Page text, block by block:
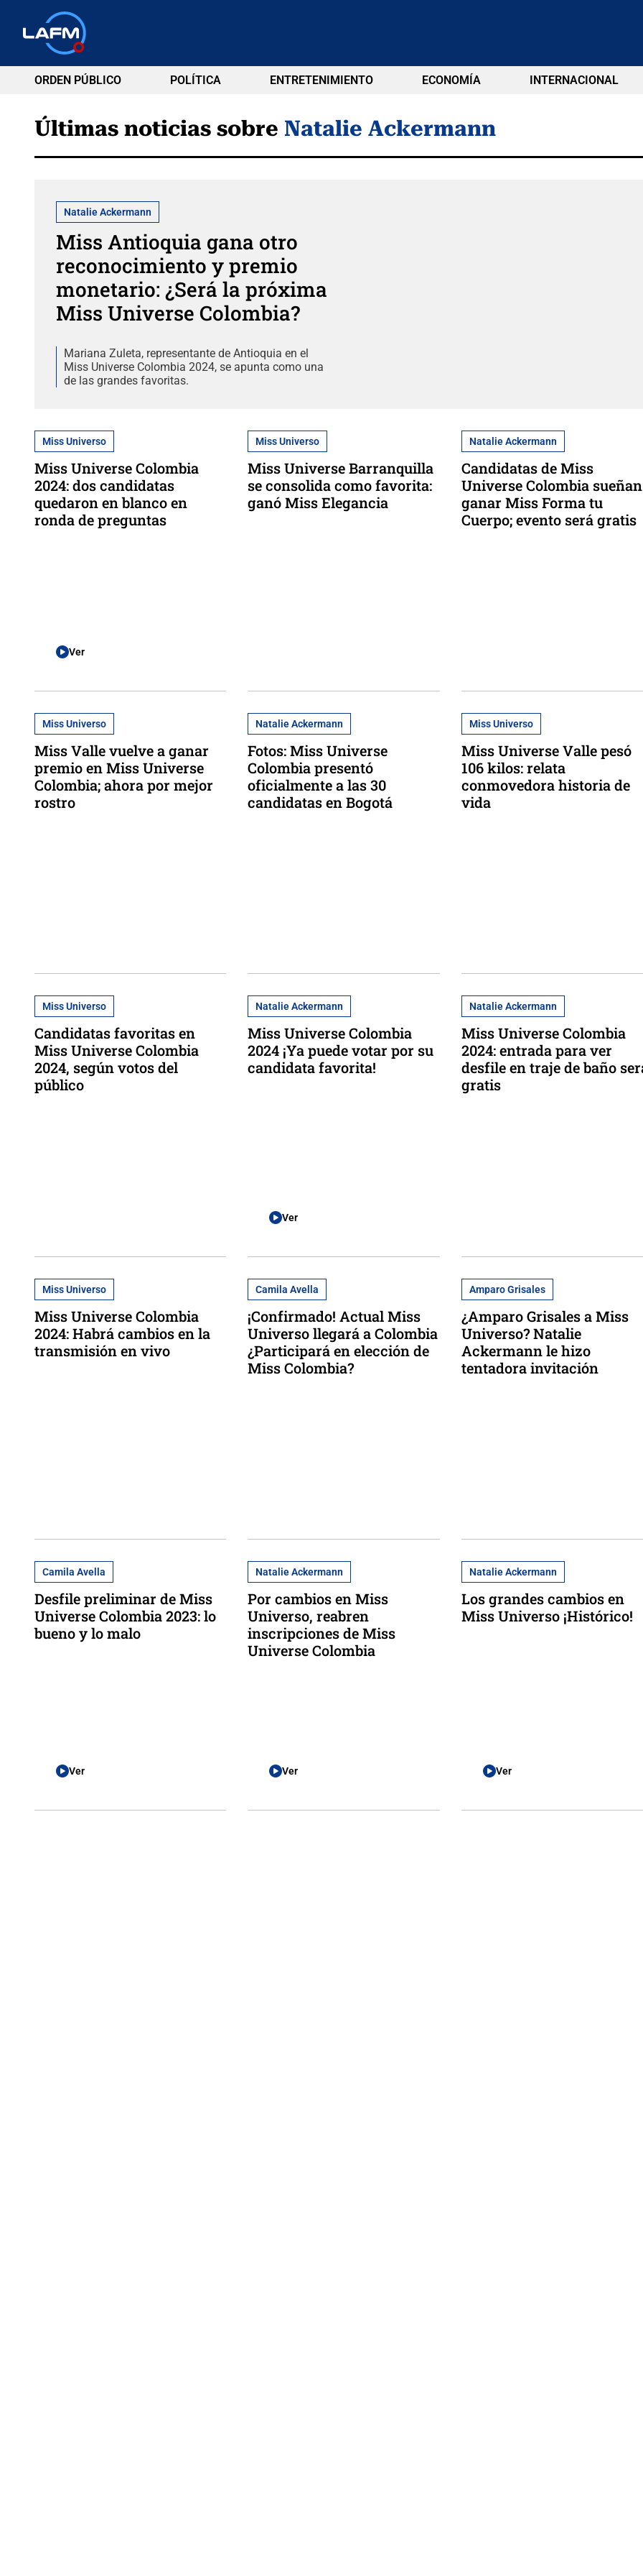
ORDEN PÚBLICO POLÍTICA ENTRETENIMIENTO ECONOMÍA INTERNACIONAL
Últimas noticias sobre Natalie Ackermann
Natalie Ackermann
Miss Antioquia gana otro
reconocimiento y premio
monetario: ¿Será la próxima
Miss Universe Colombia?
Mariana Zuleta, representante de Antioquia en el
Miss Universe Colombia 2024, se apunta como una
de las grandes favoritas.
Miss Universo
Miss Universe Colombia
2024: dos candidatas
quedaron en blanco en
ronda de preguntas
Ver
Miss Universo
Miss Universe Barranquilla
se consolida como favorita:
ganó Miss Elegancia
Natalie Ackermann
Candidatas de Miss
Universe Colombia sueñan
ganar Miss Forma tu
Cuerpo; evento será gratis
Miss Universo
Miss Valle vuelve a ganar
premio en Miss Universe
Colombia; ahora por mejor
rostro
Natalie Ackermann
Fotos: Miss Universe
Colombia presentó
oficialmente a las 30
candidatas en Bogotá
Miss Universo
Miss Universe Valle pesó
106 kilos: relata
conmovedora historia de
vida
Miss Universo
Candidatas favoritas en
Miss Universe Colombia
2024, según votos del
público
Natalie Ackermann
Miss Universe Colombia
2024 ¡Ya puede votar por su
candidata favorita!
Ver
Natalie Ackermann
Miss Universe Colombia
2024: entrada para ver
desfile en traje de baño
gratis
Miss Universo
Miss Universe Colombia
2024: Habrá cambios en la
transmisión en vivo
Camila Avella
¡Confirmado! Actual Miss
Universo llegará a Colombia
¿Participará en elección de
Miss Colombia?
Amparo Grisales
¿Amparo Grisales a Miss
Universo? Natalie
Ackermann le hizo
tentadora invitación
Camila Avella
Desfile preliminar de Miss
Universe Colombia 2023: lo
bueno y lo malo
Ver
Natalie Ackermann
Por cambios en Miss
Universo, reabren
inscripciones de Miss
Universe Colombia
Ver
Natalie Ackermann
Los grandes cambios en
Miss Universo ¡Histórico!
Ver